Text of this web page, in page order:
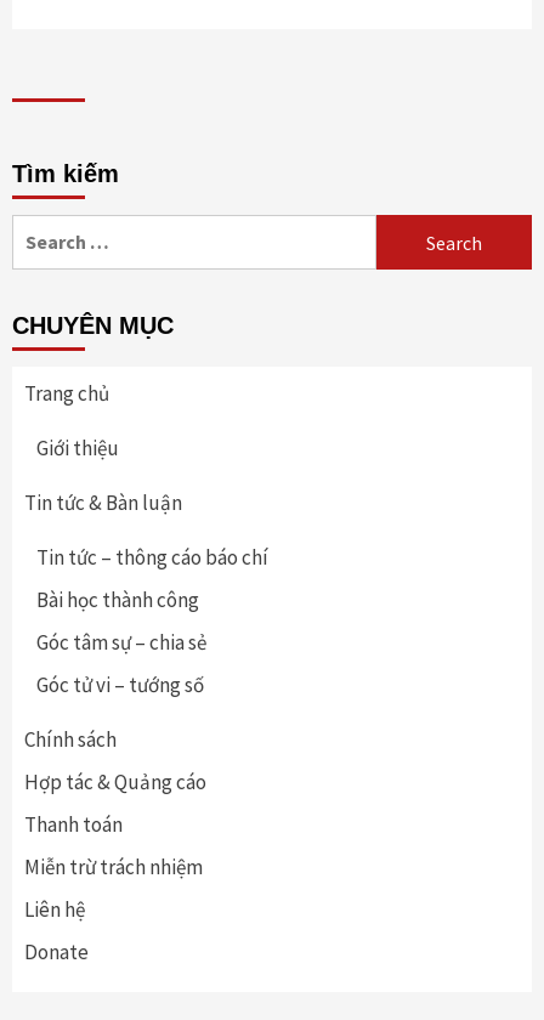
Tìm kiếm
CHUYÊN MỤC
Trang chủ
Giới thiệu
Tin tức & Bàn luận
Tin tức – thông cáo báo chí
Bài học thành công
Góc tâm sự – chia sẻ
Góc tử vi – tướng số
Chính sách
Hợp tác & Quảng cáo
Thanh toán
Miễn trừ trách nhiệm
Liên hệ
Donate